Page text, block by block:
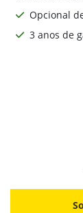
Opcional
3 anos de